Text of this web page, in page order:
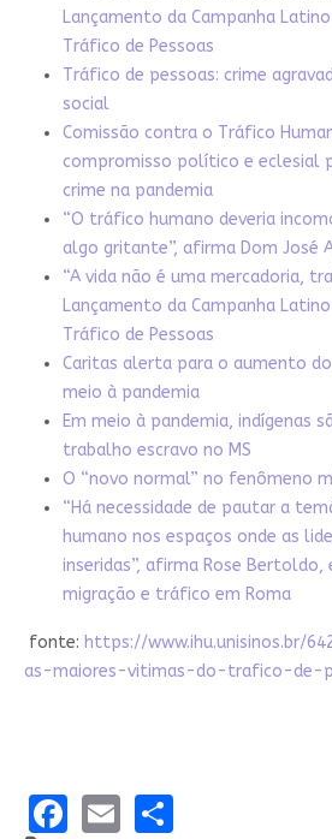
Lançamento da Campanha
Tráfico de Pessoas
Tráfico de pessoas: crime
social
Comissão contra o Tráfico
compromisso político e eclesial
crime na pandemia
“O tráfico humano deveria
algo gritante”, afirma Dom José
“A vida não é uma mercadoria,
Lançamento da Campanha
Tráfico de Pessoas
Caritas alerta para o aumento
meio à pandemia
Em meio à pandemia, indígenas
trabalho escravo no MS
O “novo normal” no fenômeno
“Há necessidade de pautar a
humano nos espaços onde as
inseridas”, afirma Rose Bertoldo,
migração e tráfico em Roma
fonte: https://www.ihu.unisinos.br/
as-maiores-vitimas-do-trafico-de-
Facebook
EmailShare